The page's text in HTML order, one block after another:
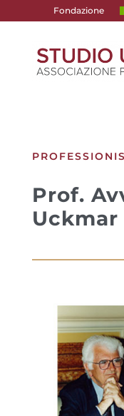
Fondazione
Prof.
Uckmar